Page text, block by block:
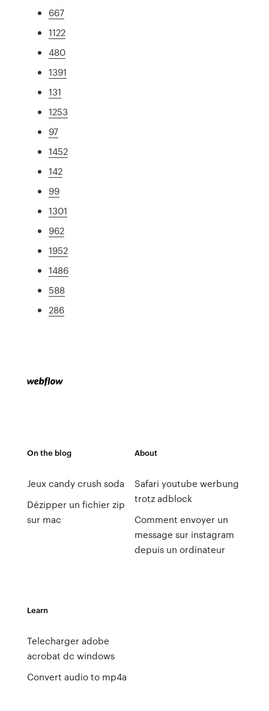
667
1122
480
1391
131
1253
97
1452
142
99
1301
962
1952
1486
588
286
On the blog
Jeux candy crush soda
Dézipper un fichier zip
sur mac
About
Safari youtube werbung
trotz adblock
Comment envoyer un
message sur instagram
depuis un ordinateur
Learn
Telecharger adobe
acrobat dc windows
Convert audio to mp4a